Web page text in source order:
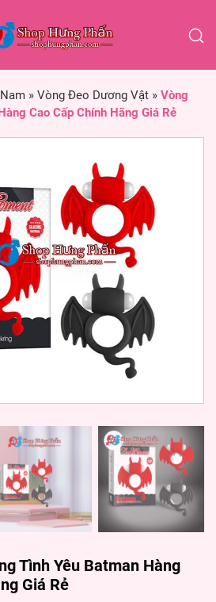
» Vòng Đeo Dương Vật » Vòng
Cao Cấp Chính Hãng Giá Rẻ
Tình Yêu Batman Hàng
Giá Rẻ